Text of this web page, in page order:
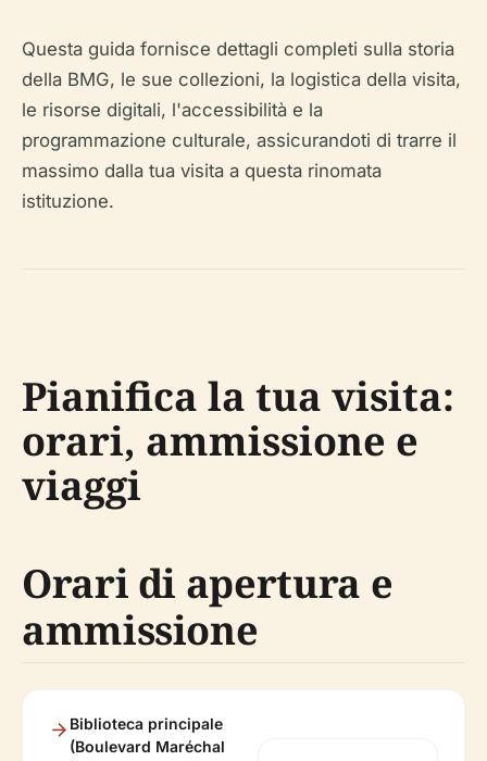
Questa guida fornisce dettagli completi sulla storia
della BMG, le sue collezioni, la logistica della visita,
le risorse digitali, l'accessibilità e la
programmazione culturale, assicurandoti di trarre il
massimo dalla tua visita a questa rinomata
istituzione.
Pianifica la tua visita:
orari, ammissione e
viaggi
Orari di apertura e
ammissione
Biblioteca principale
(Boulevard Maréchal